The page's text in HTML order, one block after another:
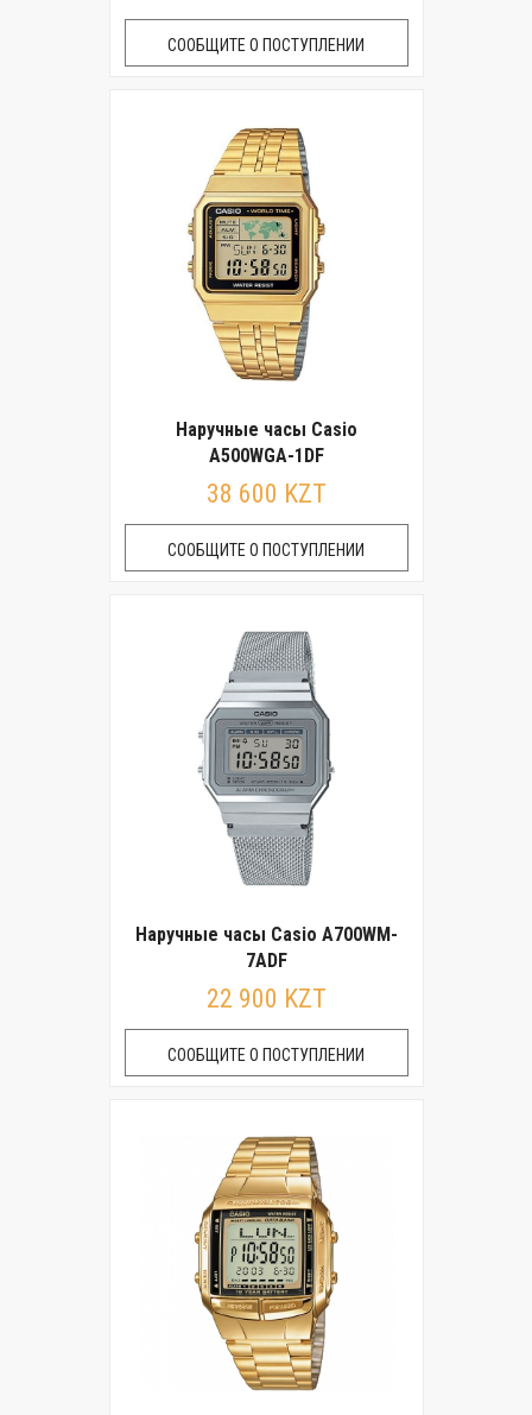
СООБЩИТЕ О ПОСТУПЛЕНИИ
Наручные часы Casio
A500WGA-1DF
38 600 KZT
СООБЩИТЕ О ПОСТУПЛЕНИИ
Наручные часы Casio A700WM-
7ADF
22 900 KZT
СООБЩИТЕ О ПОСТУПЛЕНИИ